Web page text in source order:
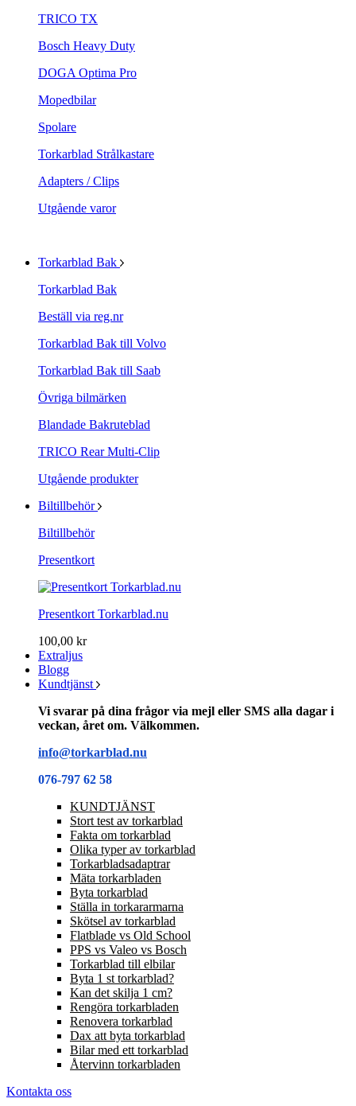
TRICO TX
Bosch Heavy Duty
DOGA Optima Pro
Mopedbilar
Spolare
Torkarblad Strålkastare
Adapters / Clips
Utgående varor
Torkarblad Bak
Torkarblad Bak
Beställ via reg.nr
Torkarblad Bak till Volvo
Torkarblad Bak till Saab
Övriga bilmärken
Blandade Bakruteblad
TRICO Rear Multi-Clip
Utgående produkter
Biltillbehör
Biltillbehör
Presentkort
Presentkort Torkarblad.nu
100,00 kr
Extraljus
Blogg
Kundtjänst
Vi svarar på dina frågor via mejl eller SMS alla dagar i
veckan, året om. Välkommen.
info@torkarblad.nu
076-797 62 58
KUNDTJÄNST
Stort test av torkarblad
Fakta om torkarblad
Olika typer av torkarblad
Torkarbladsadaptrar
Mäta torkarbladen
Byta torkarblad
Ställa in torkararmarna
Skötsel av torkarblad
Flatblade vs Old School
PPS vs Valeo vs Bosch
Torkarblad till elbilar
Byta 1 st torkarblad?
Kan det skilja 1 cm?
Rengöra torkarbladen
Renovera torkarblad
Dax att byta torkarblad
Bilar med ett torkarblad
Återvinn torkarbladen
Kontakta oss